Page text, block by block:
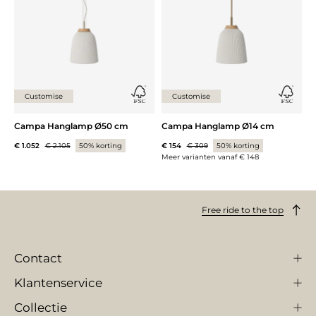
Customise
Campa Hanglamp Ø50 cm
€ 1.052 € 2.105 50% korting
Customise
Campa Hanglamp Ø14 cm
€ 154 € 309
50% korting
Meer varianten vanaf€ 148
Free ride to the top
Contact
Klantenservice
Collectie